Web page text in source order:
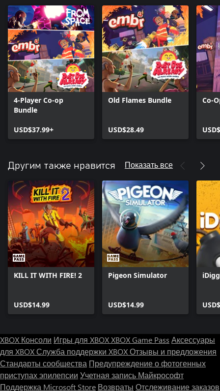
4-Player Co-op
Bundle
USD$37.99+
Old Flames Bundle
USD$28.49
Co-
Другим также нравится Показать все
KILL IT WITH FIRE! 2
USD$14.99
Pigeon Simulator
USD$14.99
XBOX Консоли Игры для XBOXXBOX Game Pass Аксессуары
для XBOXСлужба поддержки XBOXОтзывы и предложения
Стандарты сообщества Предупреждение о фотогенных
приступах эпилепсии Учетная запись Майкрософт
Поддержка Microsoft Store Возвраты Отслеживание заказов